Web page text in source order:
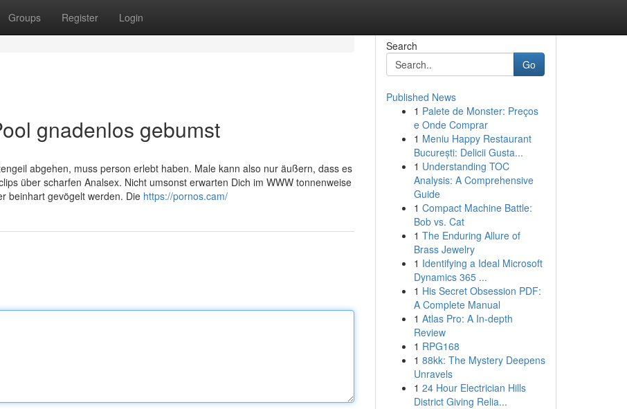
Groups Register Login
gnadenlos gebumst
abgehen, muss person erlebt haben. Male kann also nur äußern, dass es
über scharfen Analsex. Nicht umsonst erwarten Dich im WWW tonnenweise
beinhart gevögelt werden. Die https://pornos.cam/
Search
Go
Published News
1 Palete de Monster: Preços
e Onde Comprar
1 Meniu Happy Restaurant
București: Delicii Gusta...
1 Understanding TOC
Analysis: A Comprehensive
Guide
1 Compact Machine Battle:
Bob vs. Cat
1 The Enduring Allure of
Brass Jewelry
1 Identifying a Ideal Microsoft
Dynamics 365 ...
1 His Secret Obsession PDF:
A Complete Manual
1 Atlas Pro: A In-depth
Review
1 RPG168
1 88kk: The Mystery Deepens
Unravels
1 24 Hour Electrician Hills
District Giving Relia...